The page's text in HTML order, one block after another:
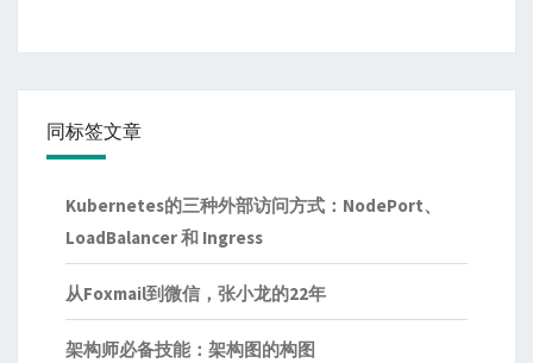
同标签文章
Kubernetes的三种外部访问方式：NodePort、
LoadBalancer 和 Ingress
从Foxmail到微信，张小龙的22年
架构师必备技能：架构图的构图